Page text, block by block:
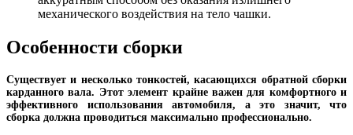
механического воздействия на тело чашки.
Особенности сборки
Существует и несколько тонкостей, касающихся обратной сборки
карданного вала. Этот элемент крайне важен для комфортного и
эффективного использования автомобиля, а это значит, что
сборка должна проводиться максимально профессионально.